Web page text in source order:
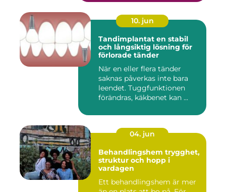
10. jun
Tandimplantat en stabil
och långsiktig lösning för
förlorade tänder
När en eller flera tänder
saknas påverkas inte bara
leendet. Tuggfunktionen
förändras, käkbenet kan ...
04. jun
Behandlingshem trygghet,
struktur och hopp i
vardagen
Ett behandlingshem är mer